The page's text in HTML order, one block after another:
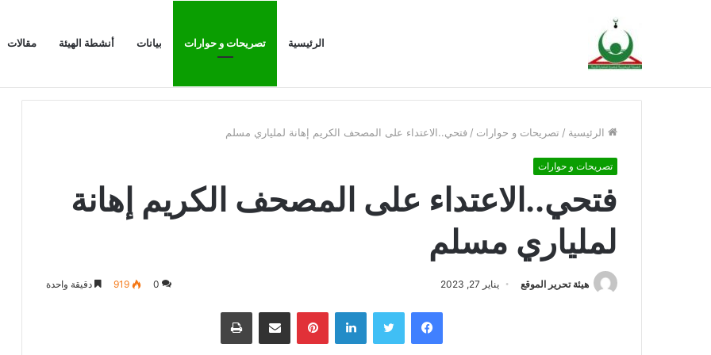
الرئيسية تصريحات و حوارات بيانات أنشطة الهيئة مقالات
أخبار عاجلة
الرئيسية / تصريحات و حوارات / فتحي..الاعتداء على المصحف الكريم إهانة لملياري مسلم
تصريحات و حوارات
فتحي..الاعتداء على المصحف الكريم إهانة
لملياري مسلم
هيئة تحرير الموقع يناير 27, 2023 0
919 دقيقة واحدة
فيسبوك تويتر لينكدإن بينتيريستمشاركة عبر البريد طباعة